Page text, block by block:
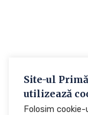
Site-ul
utilizează
Folosim